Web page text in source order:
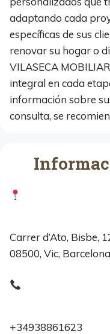
adaptando cada
específicas de sus
renovar su hogar o
VILASECA
integral en cada
información sobre
consulta, se
Carrer d’Ato, Bisbe,
08500, Vic, Barcelona
+34938861623